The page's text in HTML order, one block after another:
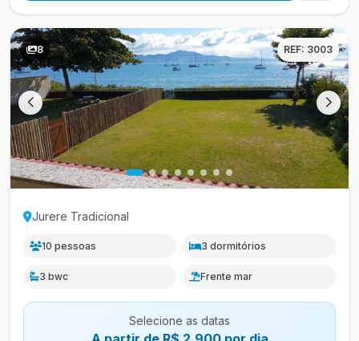
REF: 3003
8
Jurere Tradicional
10 pessoas 3 dormitórios
3 bwc Frente mar
Selecione as datas